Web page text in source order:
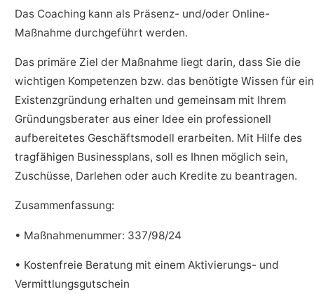
Das Coaching kann als Präsenz- und/oder Online-
Maßnahme durchgeführt werden.
Das primäre Ziel der Maßnahme liegt darin, dass Sie die
wichtigen Kompetenzen bzw. das benötigte Wissen für
Existenzgründung erhalten und gemeinsam mit Ihrem
Gründungsberater aus einer Idee ein professionell
aufbereitetes Geschäftsmodell erarbeiten. Mit Hilfe des
tragfähigen Businessplans, soll es Ihnen möglich sein,
Zuschüsse, Darlehen oder auch Kredite zu beantragen.
Zusammenfassung:
• Maßnahmenummer: 337/98/24
• Kostenfreie Beratung mit einem Aktivierungs- und
Vermittlungsgutschein